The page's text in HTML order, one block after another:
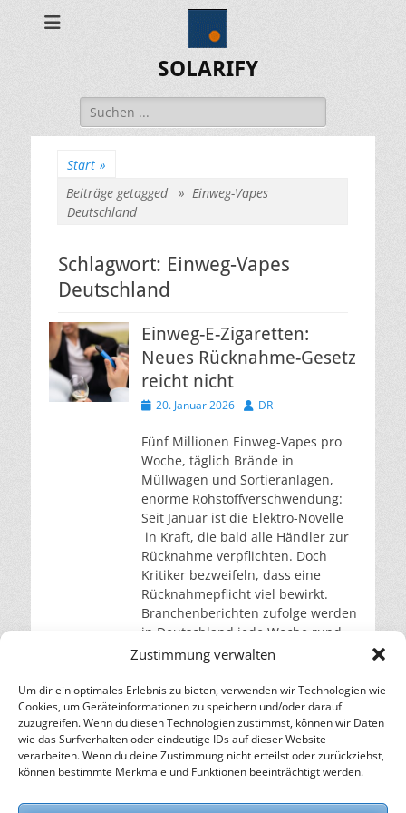
Zustimmung verwalten
Um dir ein optimales Erlebnis zu bieten, verwenden wir Technologien wie
Cookies, um Geräteinformationen zu speichern und/oder darauf
zuzugreifen. Wenn du diesen Technologien zustimmst, können wir Daten
wie das Surfverhalten oder eindeutige IDs auf dieser Website
verarbeiten. Wenn du deine Zustimmung nicht erteilst oder zurückziehst,
können bestimmte Merkmale und Funktionen beeinträchtigt werden.
SOLARIFY
Suchen
nach:
Start »
Beiträge getagged » Einweg-Vapes
Deutschland
Schlagwort: Einweg-Vapes
Deutschland
Einweg-E-Zigaretten:
Neues Rücknahme-Gesetz
reicht nicht
Veröffentlicht
20. Januar 2026 Autor
DR
Fünf Millionen Einweg-Vapes pro
Woche, täglich Brände in
Müllwagen und Sortieranlagen,
enorme Rohstoffverschwendung:
Seit Januar ist die Elektro-Novelle
in Kraft, die bald alle Händler zur
Rücknahme verpflichten. Doch
Kritiker bezweifeln, dass eine
Rücknahmepflicht viel bewirkt.
Branchenberichten zufolge werden
in Deutschland jede Woche rund
fünf Millionen Einweg-Vapes
seit Januar 2026 in Kraft,
verpflichtetweiterlesen…
– Energie für die Zukunft –